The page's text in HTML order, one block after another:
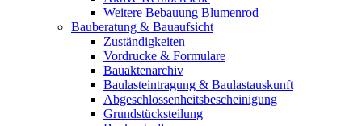
Weitere Bebauung Blumenrod
Bauberatung & Bauaufsicht
Zuständigkeiten
Vordrucke & Formulare
Bauaktenarchiv
Baulasteintragung & Baulastauskunft
Abgeschlossenheitsbescheinigung
Grundstücksteilung